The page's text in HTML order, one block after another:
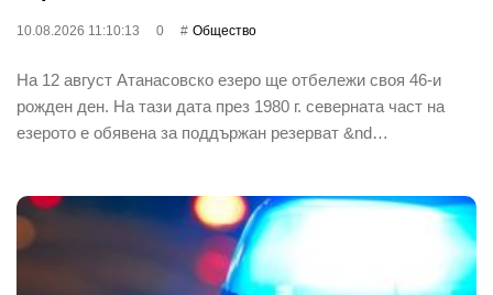
10.08.2026 11:10:13 0 Общество
На 12 август Атанасовско езеро ще отбележи своя 46-и
рожден ден. На тази дата през 1980 г. северната част на
езерото е обявена за поддържан резерват &nd…